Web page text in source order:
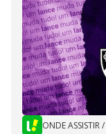
ONDE ASSISTIR/